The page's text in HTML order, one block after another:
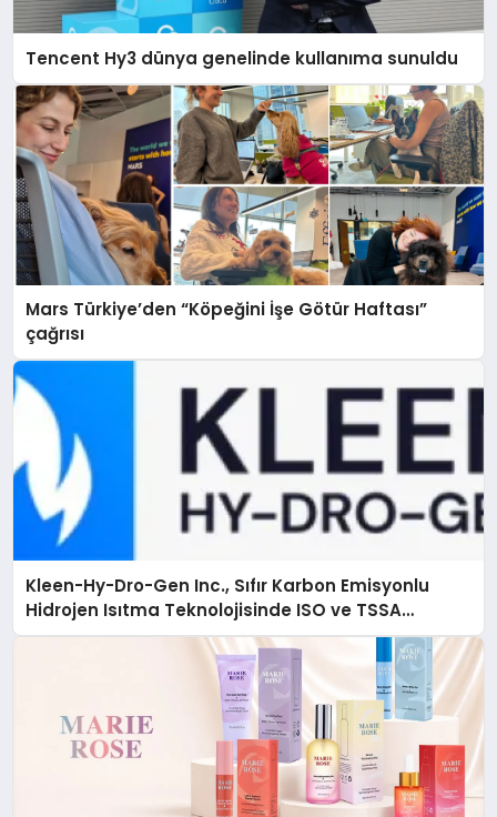
Tencent Hy3 dünya genelinde kullanıma sunuldu
Mars Türkiye’den “Köpeğini İşe Götür Haftası”
çağrısı
Kleen-Hy-Dro-Gen Inc., Sıfır Karbon Emisyonlu
Hidrojen Isıtma Teknolojisinde ISO ve TSSA
Düzenleyici Onaylarını Aldı